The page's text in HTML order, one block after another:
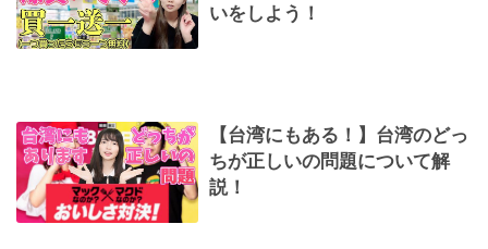
いをしよう！
【台湾にもある！】台湾のどっ
ちが正しいの問題について解
説！